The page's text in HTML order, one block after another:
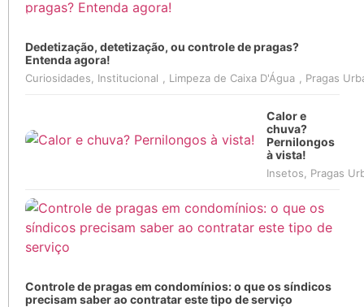
Dedetização, detetização, ou controle de pragas?
Entenda agora!
Curiosidades Institucional Limpeza de Caixa D'Água Pragas
Calor e
chuva?
Pernilongos
à vista!
Insetos Pragas
Controle de pragas em condomínios: o que os síndicos
precisam saber ao contratar este tipo de serviço